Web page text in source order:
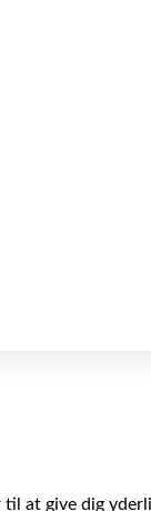
at give dig